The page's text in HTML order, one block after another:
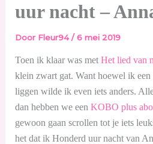
uur nacht –
Door Fleur94/6 mei 2019
Toen ik klaar was met Het lied van
klein zwart gat. Want hoewel ik
liggen wilde ik even iets anders.
dan hebben we een KOBO plus
gewoon gaan scrollen tot je iets
het dat ik Honderd uur nacht van